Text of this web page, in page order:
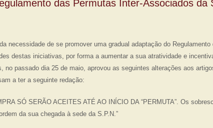
das Permutas Inter-Associados da
necessidade de se promover uma gradual adaptação do Regulamento
destas iniciativas, por forma a aumentar a sua atratividade e
no passado dia 25 de maio, aprovou as seguintes alterações aos
a ter a seguinte redação:
SÓ SERÃO ACEITES ATÉ AO INÍCIO DA “PERMUTA”. Os
da sua chegada à sede da S.P.N.”